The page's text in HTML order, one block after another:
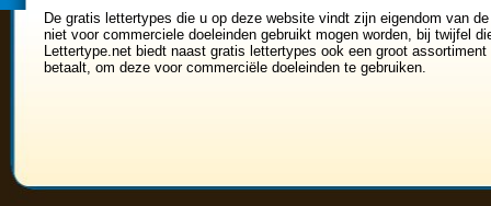
De gratis lettertypes die u op deze website vindt zijn eigendom van
niet voor commerciele doeleinden gebruikt mogen worden, bij twijfel
Lettertype.net biedt naast gratis lettertypes ook een groot
betaalt, om deze voor commerciële doeleinden te gebruiken.